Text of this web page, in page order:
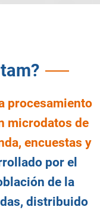
procesamiento
microdatos de
encuestas y
por el
de la
distribuido